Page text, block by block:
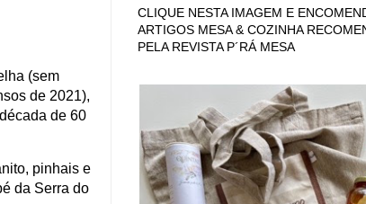
(sem
de 2021),
de 60
pinhais e
da Serra do
CLIQUE NESTA IMAGEM E
ARTIGOS MESA & COZINHA
PELA REVISTA P´RÁ MESA